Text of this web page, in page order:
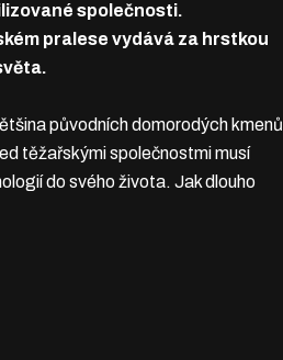
společnosti.
pralese vydává za hrstkou
původních domorodých kmenů
těžařskými společnostmi musí
do svého života. Jak dlouho